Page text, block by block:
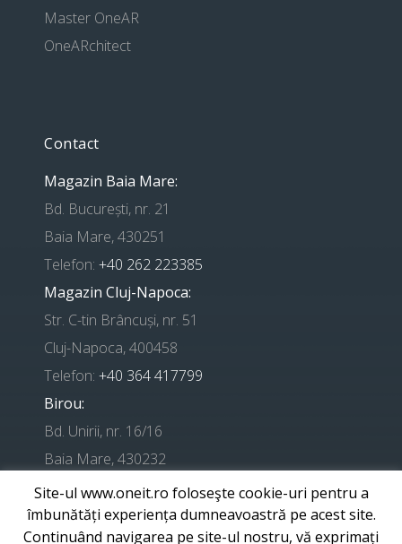
Master OneAR
OneARchitect
Contact
Magazin Baia Mare:
Bd. București, nr. 21
Baia Mare, 430251
Telefon: +40 262 223385
Magazin Cluj-Napoca:
Str. C-tin Brâncuși, nr. 51
Cluj-Napoca, 400458
Telefon: +40 364 417799
Birou:
Bd. Unirii, nr. 16/16
Baia Mare, 430232
Telefon suport:+ 0741 224524
Site-ul www.oneit.ro foloseşte cookie-uri pentru a
îmbunătăți experiența dumneavoastră pe acest site.
Continuând navigarea pe site-ul nostru, vă exprimați